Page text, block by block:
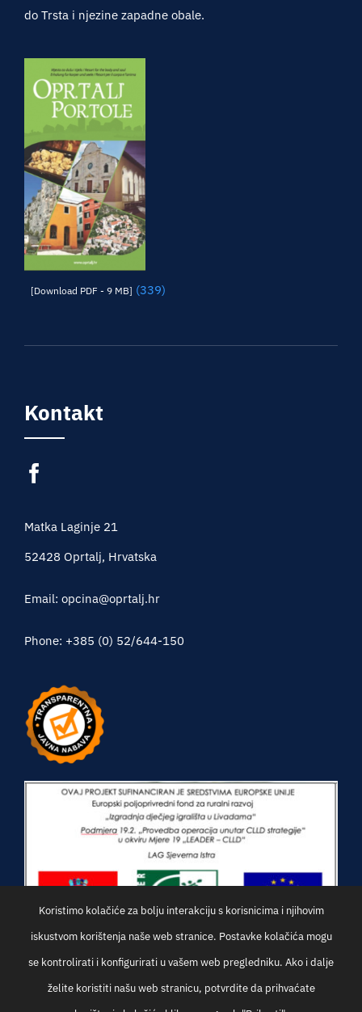
do Trsta i njezine zapadne obale.
[Download PDF - 9 MB] (339)
Kontakt
Matka Laginje 21
52428 Oprtalj, Hrvatska
Email: opcina@oprtalj.hr
Phone: +385 (0) 52/644-150
Koristimo kolačiće za bolju interakciju s korisnicima i njihovim
iskustvom korištenja naše web stranice. Postavke kolačića mogu
se kontrolirati i konfigurirati u vašem web pregledniku. Ako i dalje
želite koristiti našu web stranicu, potvrdite da prihvaćate